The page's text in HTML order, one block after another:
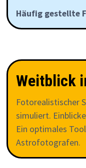
Häufig gestellte
Weitblick
Fotorealistischer
simuliert.
Ein optimales
Astrofotografen.